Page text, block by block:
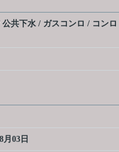
共下水 / ガスコンロ / コンロ
月03日